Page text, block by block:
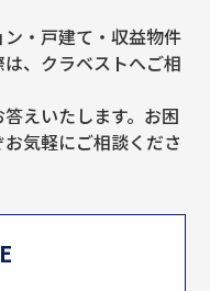
・戸建て・収益物件
、クラベストへご相
えいたします。お困
気軽にご相談くださ